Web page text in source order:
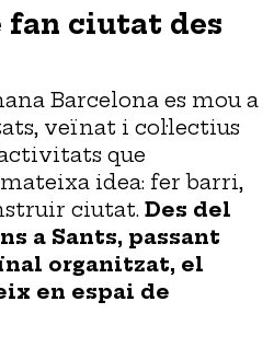
fan ciutat des
Barcelona es mou a
veïnat i col·lectius
que
idea: fer barri,
ciutat. Des del
a Sants, passant
organitzat, el
en espai de